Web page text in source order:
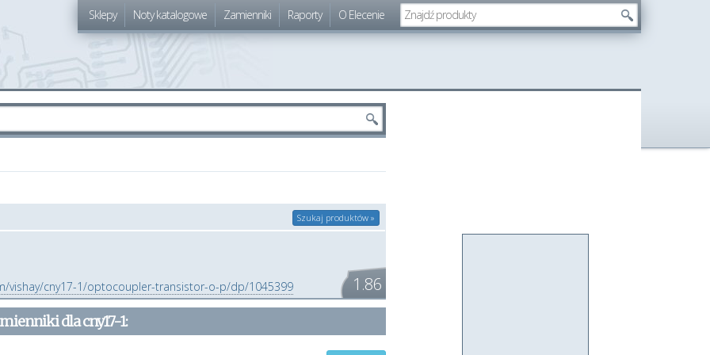
Sklepy Noty katalogowe Zamienniki Raporty O Elecenie
Szukaj produktów »
1.86
vishay/cny17-1/optocoupler-transistor-o-p/dp/1045399
dlacny17-1: